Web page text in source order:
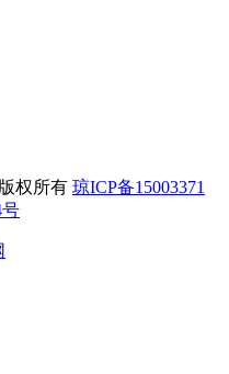
权所有 琼ICP备15003371
号